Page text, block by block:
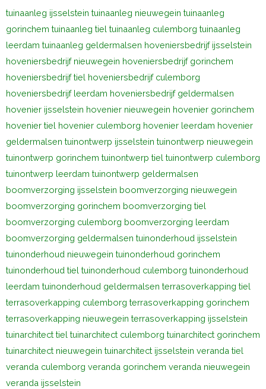
tuinaanleg ijsselstein tuinaanleg nieuwegein tuinaanleg
gorinchem tuinaanleg tiel tuinaanleg culemborg tuinaanleg
leerdam tuinaanleg geldermalsen hoveniersbedrijf ijsselstein
hoveniersbedrijf nieuwegein hoveniersbedrijf gorinchem
hoveniersbedrijf tiel hoveniersbedrijf culemborg
hoveniersbedrijf leerdam hoveniersbedrijf geldermalsen
hovenier ijsselstein hovenier nieuwegein hovenier gorinchem
hovenier tiel hovenier culemborg hovenier leerdam hovenier
geldermalsen tuinontwerp ijsselstein tuinontwerp nieuwegein
tuinontwerp gorinchem tuinontwerp tiel tuinontwerp culemborg
tuinontwerp leerdam tuinontwerp geldermalsen
boomverzorging ijsselstein boomverzorging nieuwegein
boomverzorging gorinchem boomverzorging tiel
boomverzorging culemborg boomverzorging leerdam
boomverzorging geldermalsen tuinonderhoud ijsselstein
tuinonderhoud nieuwegein tuinonderhoud gorinchem
tuinonderhoud tiel tuinonderhoud culemborg tuinonderhoud
leerdam tuinonderhoud geldermalsen terrasoverkapping tiel
terrasoverkapping culemborg terrasoverkapping gorinchem
terrasoverkapping nieuwegein terrasoverkapping ijsselstein
tuinarchitect tiel tuinarchitect culemborg tuinarchitect gorinchem
tuinarchitect nieuwegein tuinarchitect ijsselstein veranda tiel
veranda culemborg veranda gorinchem veranda nieuwegein
veranda ijsselstein